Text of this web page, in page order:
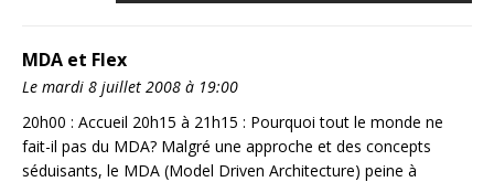
MDA et Flex
Le mardi 8 juillet 2008 à 19:00
20h00 : Accueil 20h15 à 21h15 : Pourquoi tout le monde ne
fait-il pas du MDA? Malgré une approche et des concepts
séduisants, le MDA (Model Driven Architecture) peine à